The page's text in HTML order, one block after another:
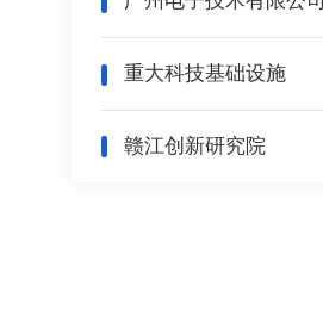
重大科技基础设施
赣江创新研究院